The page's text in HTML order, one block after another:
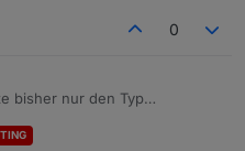
0
bisher nur den Typ
das nur bei dem Typ passiert.
dem "Standby" erwecke